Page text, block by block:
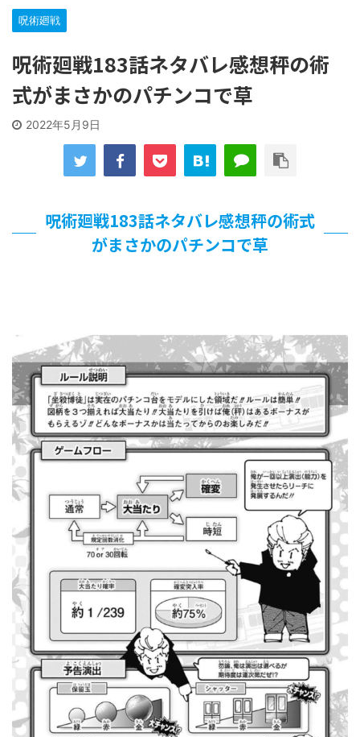
「洋画に日本版主題歌は必要か?」論争
【ギャルゲ】「千恋*万花」のアニメ化決定でKOTOKOが主
【R-18】真・女神転生 Road to the Transcendence【二次
創作】 第２０話
北原ももさんの挑発!!!
美少女図鑑AWARD2026グランプリ・榎本彩乃、グラビア披
てしまう…
【画像】『プリズマ☆イリヤ』の新グッズ、流石に一線を越
えてしまう
「洋画に日本版主題歌は必要か?」論争
超能力が使えるようになったので限界まで極める事にした件
その２
北原ももさんの挑発!!!
【画像】『プリズマ☆イリヤ』の新グッズ、流石に一線を越
えてしまう
敵「ダンクーガは合体するまでが長過ぎてつまらない」←合
まとめチェッカーは閉鎖しました。RSSの解除をお願いしま
【信長の野望・新生】米問屋をどういう時にどこに建てるの
かわからない
NHKにようこそ！を見終えたんだがｗｗｗ
Powered by livedoor 相互RSS
呪術廻戦
呪術廻戦183話ネタバレ感想秤の術
式がまさかのパチンコで草
2022年5月9日
呪術廻戦183話ネタバレ感想秤の術式
がまさかのパチンコで草